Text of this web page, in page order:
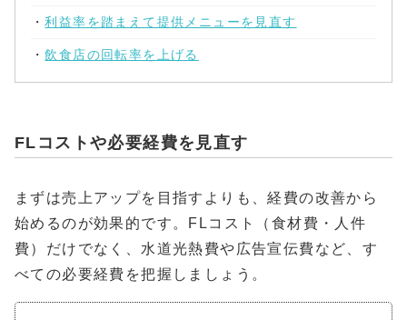
・利益率を踏まえて提供メニューを見直す
・飲食店の回転率を上げる
FLコストや必要経費を見直す
まずは売上アップを目指すよりも、経費の改善から
始めるのが効果的です。FLコスト（食材費・人件
費）だけでなく、水道光熱費や広告宣伝費など、す
べての必要経費を把握しましょう。